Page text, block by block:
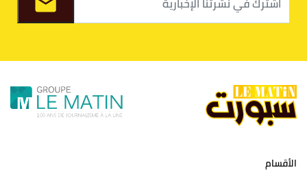
9 الكوكب المراكشي 30
27
26
36
10 النادي المكناسي 30
24
33
36
11 نادي النهضة زمامرة 30
28
37
33
الأقسام